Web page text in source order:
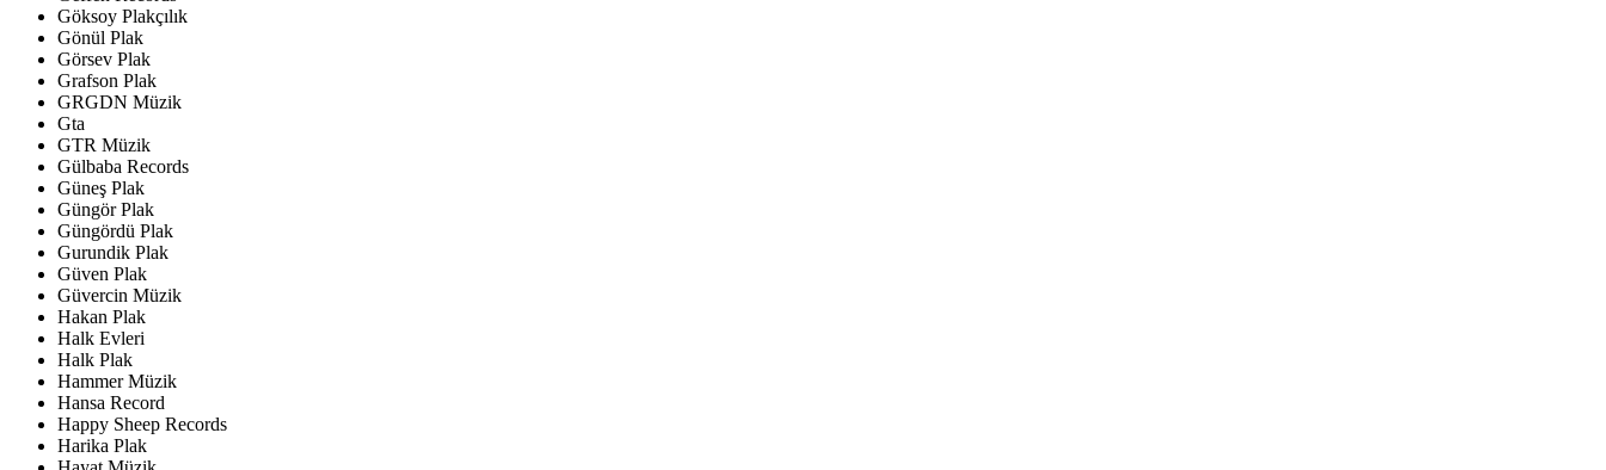
Göksoy Plakçılık
Gönül Plak
Görsev Plak
Grafson Plak
GRGDN Müzik
Gta
GTR Müzik
Gülbaba Records
Güneş Plak
Güngör Plak
Güngördü Plak
Gurundik Plak
Güven Plak
Güvercin Müzik
Hakan Plak
Halk Evleri
Halk Plak
Hammer Müzik
Hansa Record
Happy Sheep Records
Harika Plak